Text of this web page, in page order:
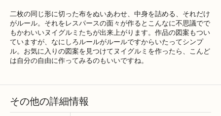
二枚の同じ形に切った布をぬいあわせ、中身を詰める、それだけ
がルール。それをレスパースの面々が作るとこんなに不思議でで
もかわいいヌイグルミたちが出来上がります。作品の図案もつい
ていますが、なにしろルールがルールですからいたってシンプ
ル。お気に入りの図案を見つけてヌイグルミを作ったら、こんど
は自分の自由に作ってみるのもいいですね。
その他の詳細情報